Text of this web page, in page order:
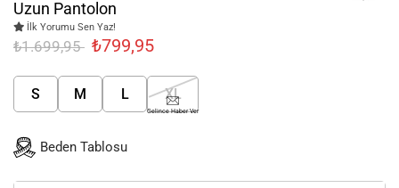
Uzun Pantolon
İlk Yorumu Sen Yaz!
₺1.699,95 ₺799,95
S M L XL
Gelince Haber Ver
Beden Tablosu